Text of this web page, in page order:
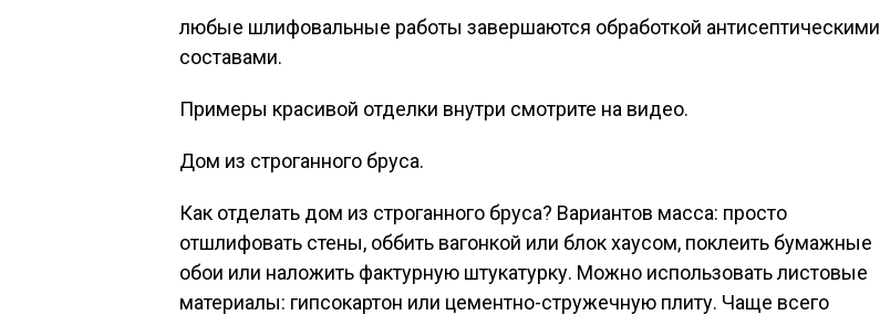
любые шлифовальные работы завершаются обработкой антисептическими
составами.
Примеры красивой отделки внутри смотрите на видео.
Дом из строганного бруса.
Как отделать дом из строганного бруса? Вариантов масса: просто
отшлифовать стены, оббить вагонкой или блок хаусом, поклеить бумажные
обои или наложить фактурную штукатурку. Можно использовать листовые
материалы: гипсокартон или цементно-стружечную плиту. Чаще всего